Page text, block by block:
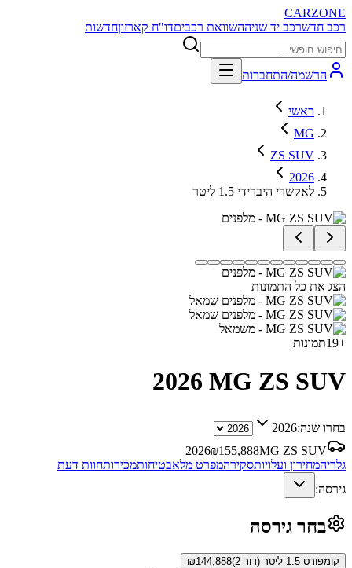
CARZONE
רכב חדשרכב יד שניההשוואת רכביםדו"ח קארזוןחדשות
הרשמה/התחברות
ראשי
MG
ZS SUV
2026
לאקשרי היברידי 1.5 ליטר
הצג את כל התמונות
+
19תמונות
MG ZS SUV
2026
בחרו שנה:2026
MG ZS SUV
2026₪155,888
גלריהמחירון ועלויותסקירהמפרט מלאבטיחותמכירותחוות דעת
גירסה:
בחר גירסה
קומפורט 1.5 ליטר (דור 2) ₪144,888